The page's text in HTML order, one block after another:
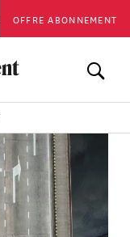
OFFRE ABONNEMENT